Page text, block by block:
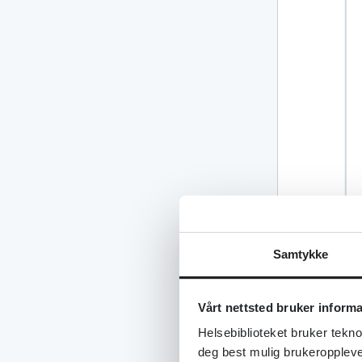
Samtykke
Vårt nettsted bruker
Helsebiblioteket bruker
deg best mulig